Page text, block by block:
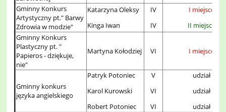
Gminny Konkurs
Artystyczny pt." Barwy
Zdrowia w modzie"
Katarzyna Oleksy
Kinga Iwan
IV
IV
I miejsce
II miejsce
Gminny Konkurs
Plastyczny pt. "
Papieros - dziękuje,
nie"
Martyna Kołodziej VI I miejsce
Gminny konkurs
języka angielskiego
Patryk Potoniec
Karol Kurowski
Robert Potoniec
V
VI
VI
udział
udział
udział